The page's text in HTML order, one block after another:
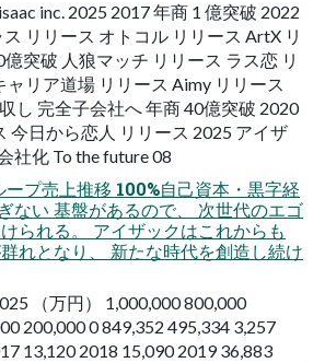
inc. 2025 2017 年商 1 億突破 2022
リリース オトコル リリース ArtX リ
億突破 人狼マッチ リリース ラス恋 リ
ャリア道場 リリース Aimy リリース
し 完全子会社へ 年商 40億突破 2020
今日から恋人 リリース 2025 アイザ
社化 To the future 08
プ売上推移 100%自己資本・黒字経
ない 基盤があるので、 次世代のエゴ
られる。 アイザックはこれからも
れとなり、 新たな時代を創造し続け
（万円） 1,000,000 800,000
200,000 0 849,352 495,334 3,257
13,120 2018 15,090 2019 36,883